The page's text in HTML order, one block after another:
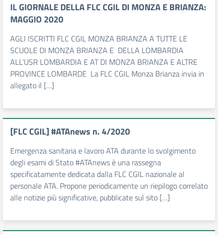
IL GIORNALE DELLA FLC CGIL DI MONZA E BRIANZA:
MAGGIO 2020
AGLI ISCRITTI FLC CGIL MONZA BRIANZA A TUTTE LE
SCUOLE DI MONZA BRIANZA E DELLA LOMBARDIA
ALL’USR LOMBARDIA E AT DI MONZA BRIANZA E ALTRE
PROVINCE LOMBARDE La FLC CGIL Monza Brianza invia in
allegato il […]
[FLC CGIL] #ATAnews n. 4/2020
Emergenza sanitaria e lavoro ATA durante lo svolgimento
degli esami di Stato #ATAnews è una rassegna
specificatamente dedicata dalla FLC CGIL nazionale al
personale ATA. Propone periodicamente un riepilogo correlato
alle notizie più significative, pubblicate sul sito […]